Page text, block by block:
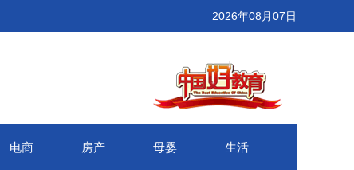
2026年08月07日
电商 房产 母婴 生活